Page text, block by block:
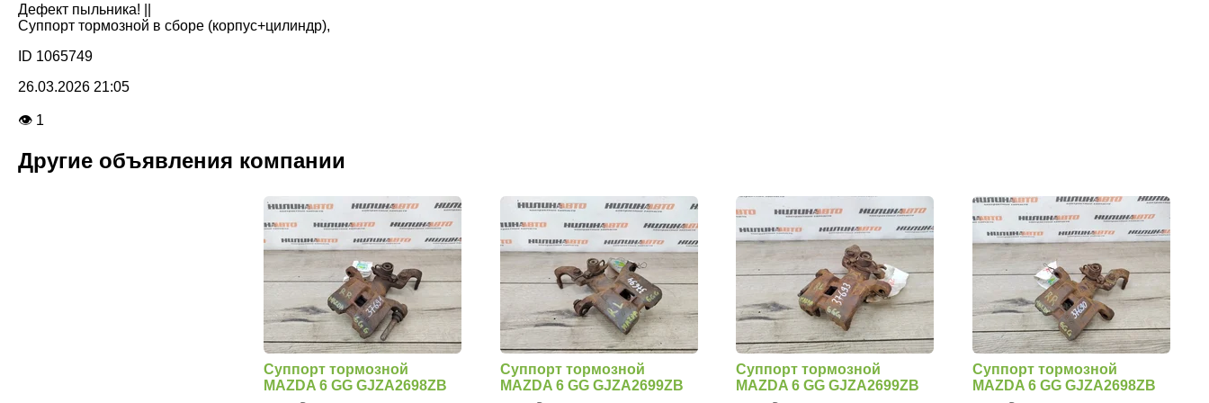
Дефект пыльника! ||
Суппорт тормозной в сборе (корпус+цилиндр),
ID 1065749
26.03.2026 21:05
👁 1
Другие объявления компании
Суппорт тормозной
MAZDA 6 GG GJZA2698ZB
Суппорт тормозной
MAZDA 6 GG GJZA2699ZB
Суппорт тормозной
MAZDA 6 GG GJZA2699ZB
Суппорт тормозной
MAZDA 6 GG GJZA2698ZB